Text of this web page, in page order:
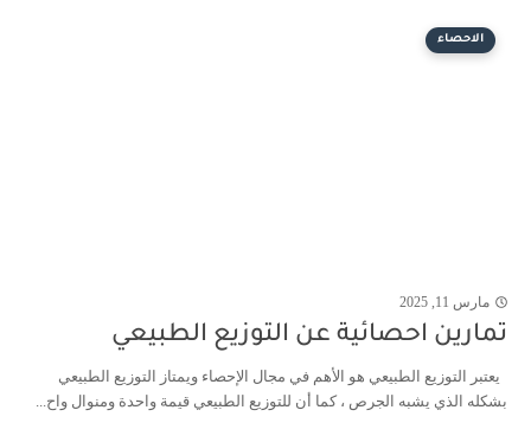
الاحصاء
مارس 11, 2025
تمارين احصائية عن التوزيع الطبيعي
يعتبر التوزيع الطبيعي هو الأهم في مجال الإحصاء ويمتاز التوزيع الطبيعي
بشكله الذي يشبه الجرص ، كما أن للتوزيع الطبيعي قيمة واحدة ومنوال واح...